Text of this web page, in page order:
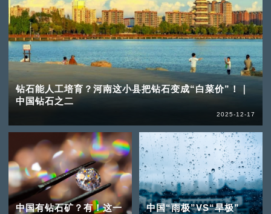
钻石能人工培育？河南这小县把钻石变成“白菜价”！｜
中国钻石之二
2025-12-17
中国有钻石矿？有！这一
中国“雨极”VS“旱极”